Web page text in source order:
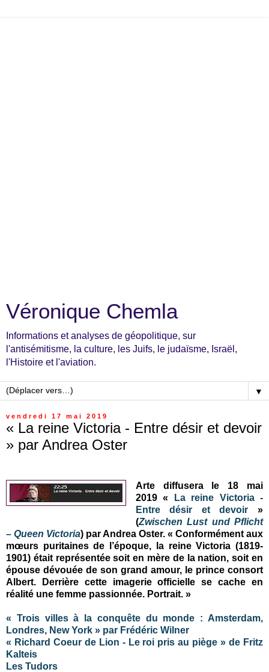
Véronique Chemla
Informations et analyses de géopolitique, sur
l'antisémitisme, la culture, les Juifs, le judaïsme, Israël,
l'Histoire et l'aviation.
▼
vendredi 17 mai 2019
« La reine Victoria - Entre désir et devoir
» par Andrea Oster
Arte diffusera le 18 mai
2019 «
La reine Victoria -
Entre désir et devoir »
(Zwischen Lust und Pflicht
– Queen Victoria) par Andrea Oster. « Conformément aux
mœurs puritaines de l’époque, la reine Victoria (1819-
1901) était représentée soit en mère de la nation, soit en
épouse dévouée de son grand amour, le prince consort
Albert. Derrière cette imagerie officielle se cache en
réalité une femme passionnée. Portrait. »
« Trois villes à la conquête du monde : Amsterdam,
Londres, New York » par Frédéric Wilner
« Richard Coeur de Lion - Le roi pris au piège » de Fritz
Kalteis
Les Tudors